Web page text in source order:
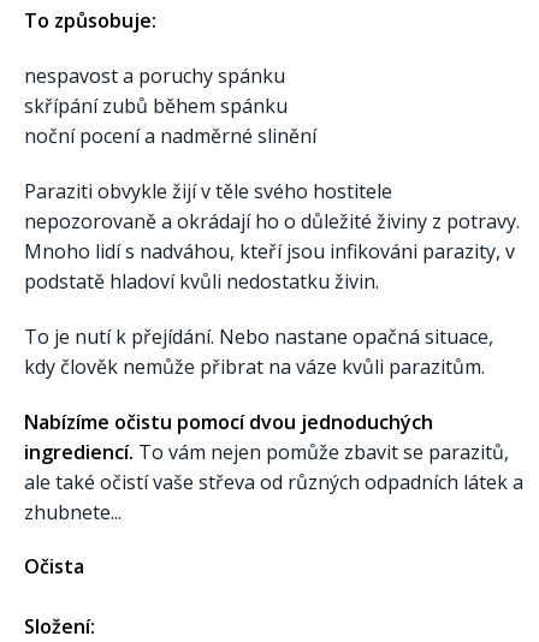
To způsobuje:
nespavost a poruchy spánku
skřípání zubů během spánku
noční pocení a nadměrné slinění
Paraziti obvykle žijí v těle svého hostitele
nepozorovaně a okrádají ho o důležité živiny z potravy.
Mnoho lidí s nadváhou, kteří jsou infikováni parazity, v
podstatě hladoví kvůli nedostatku živin.
To je nutí k přejídání. Nebo nastane opačná situace,
kdy člověk nemůže přibrat na váze kvůli parazitům.
Nabízíme očistu pomocí dvou jednoduchých
ingrediencí. To vám nejen pomůže zbavit se parazitů,
ale také očistí vaše střeva od různých odpadních látek a
zhubnete...
Očista
Složení: